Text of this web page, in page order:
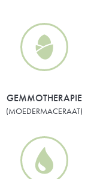
GEMMOTHERAPIE
(MOEDERMACERAAT)